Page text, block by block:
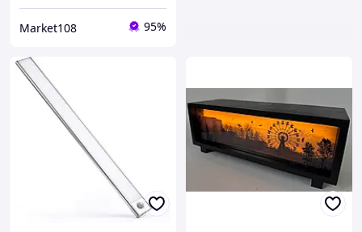
Market108 95%